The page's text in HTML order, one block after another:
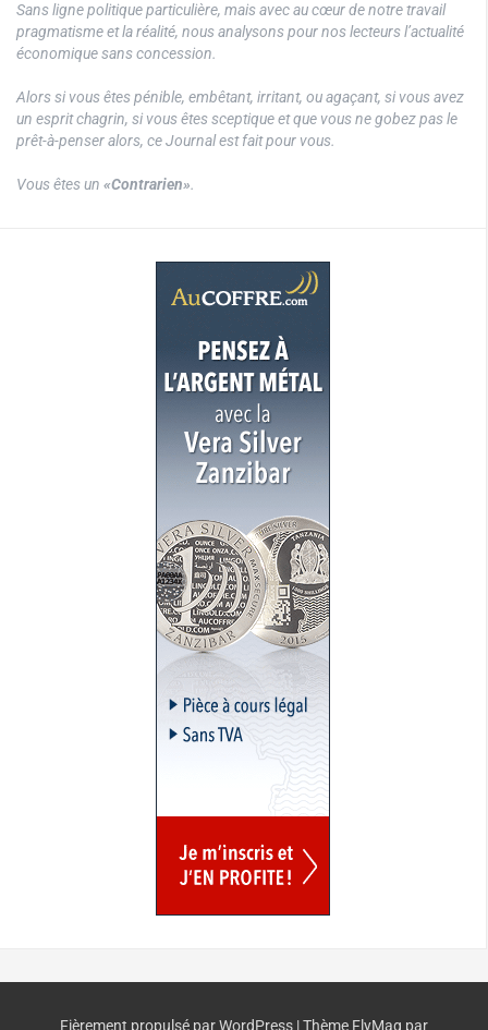
Sans ligne politique particulière, mais avec au cœur de notre travail
pragmatisme et la réalité, nous analysons pour nos lecteurs l’actualité
économique sans concession.
Alors si vous êtes pénible, embêtant, irritant, ou agaçant, si vous avez
un esprit chagrin, si vous êtes sceptique et que vous ne gobez pas le
prêt-à-penser alors, ce Journal est fait pour vous.
Vous êtes un «Contrarien».
Fièrement propulsé par WordPress |Thème FlyMag par